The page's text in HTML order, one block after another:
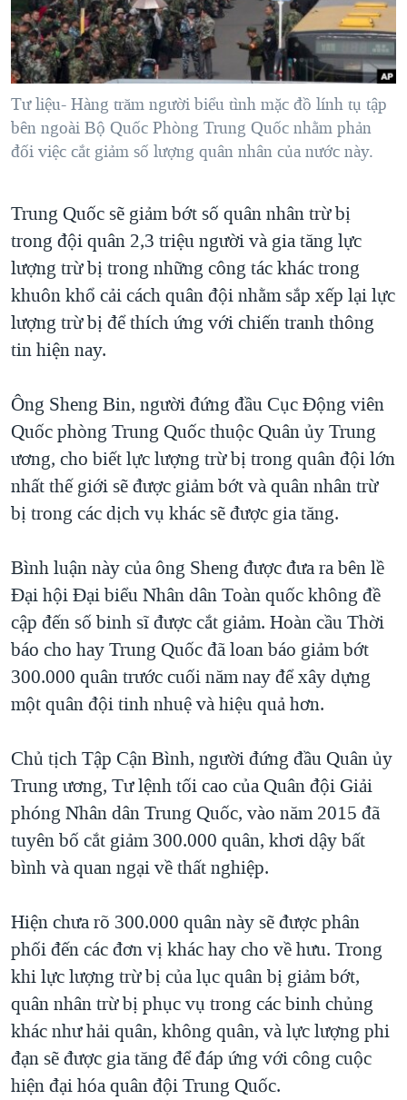
"Tìm"NGƯỜI VIỆT HẢI NGOẠI
ĐỜI SỐNG
KINH TẾ
KHOA HỌC
SỨC KHOẺ
THỂ THAO
GIÁO DỤC
TẠI
HÀNH TRÌNH BẦU CỬ 2024
MỘT NĂM CHIẾN TRANH TẠI DẢI GAZA
GIẢI MÃ VÀNH ĐAI & CON ĐƯỜNG
NGÀY TỊ NẠN THẾ GIỚI
CHI PHÍ CHIẾN TRANH AFGHANISTAN
CÁC GIÁ TRỊ CỘNG HÒA Ở VIỆT NAM
THƯỢNG ĐỈNH TRUMP-KIM TẠI VIỆT NAM
TRỊNH VĨNH BÌNH VS. CHÍNH PHỦ VIỆT NAM
NGƯ DÂN VIỆT VÀ LÀN SÓNG TRỘM HẢI SÂM
BÊN KIA QUỐC LỘ: TIẾNG VỌNG TỪ NÔNG THÔN MỸ
QUAN HỆ VIỆT MỸ
VIDEO
NGHE
MẠNG XÃ HỘI
Tư liệu- Hàng trăm người biểu tình mặc đồ lính tụ tập
bên ngoài Bộ Quốc Phòng Trung Quốc nhằm phản
đối việc cắt giảm số lượng quân nhân của nước này.
Trung Quốc sẽ giảm bớt số quân nhân trừ bị
trong đội quân 2,3 triệu người và gia tăng lực
lượng trừ bị trong những công tác khác trong
khuôn khổ cải cách quân đội nhằm sắp xếp lại lực
lượng trừ bị để thích ứng với chiến tranh thông
tin hiện nay.
Ông Sheng Bin, người đứng đầu Cục Động viên
Quốc phòng Trung Quốc thuộc Quân ủy Trung
ương, cho biết lực lượng trừ bị trong quân đội lớn
nhất thế giới sẽ được giảm bớt và quân nhân trừ
bị trong các dịch vụ khác sẽ được gia tăng.
Bình luận này của ông Sheng được đưa ra bên lề
Đại hội Đại biểu Nhân dân Toàn quốc không đề
cập đến số binh sĩ được cắt giảm. Hoàn cầu Thời
báo cho hay Trung Quốc đã loan báo giảm bớt
300.000 quân trước cuối năm nay để xây dựng
một quân đội tinh nhuệ và hiệu quả hơn.
Chủ tịch Tập Cận Bình, người đứng đầu Quân ủy
Trung ương, Tư lệnh tối cao của Quân đội Giải
phóng Nhân dân Trung Quốc, vào năm 2015 đã
tuyên bố cắt giảm 300.000 quân, khơi dậy bất
bình và quan ngại về thất nghiệp.
Hiện chưa rõ 300.000 quân này sẽ được phân
phối đến các đơn vị khác hay cho về hưu. Trong
khi lực lượng trừ bị của lục quân bị giảm bớt,
quân nhân trừ bị phục vụ trong các binh chủng
khác như hải quân, không quân, và lực lượng phi
đạn sẽ được gia tăng để đáp ứng với công cuộc
hiện đại hóa quân đội Trung Quốc.